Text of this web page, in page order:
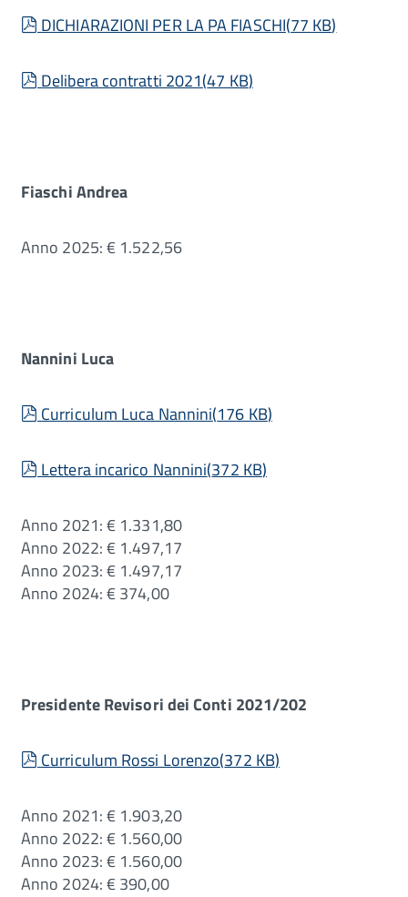
pdf
DICHIARAZIONI PER LA PA FIASCHI(77 KB)
pdf
Delibera contratti 2021(47 KB)
Fiaschi Andrea
Anno 2025: € 1.522,56
Nannini Luca
pdf
Curriculum Luca Nannini(176 KB)
pdf
Lettera incarico Nannini(372 KB)
Anno 2021: € 1.331,80
Anno 2022: € 1.497,17
Anno 2023: € 1.497,17
Anno 2024: € 374,00
Presidente Revisori dei Conti 2021/202
pdf
Curriculum Rossi Lorenzo(372 KB)
Anno 2021: € 1.903,20
Anno 2022: € 1.560,00
Anno 2023: € 1.560,00
Anno 2024: € 390,00